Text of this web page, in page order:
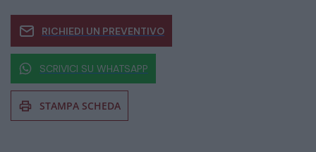
RICHIEDI UN PREVENTIVO
SCRIVICI SU WHATSAPP
STAMPA SCHEDA